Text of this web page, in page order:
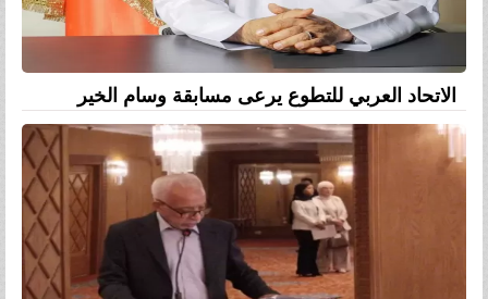
الاتحاد العربي للتطوع يرعى مسابقة وسام الخير